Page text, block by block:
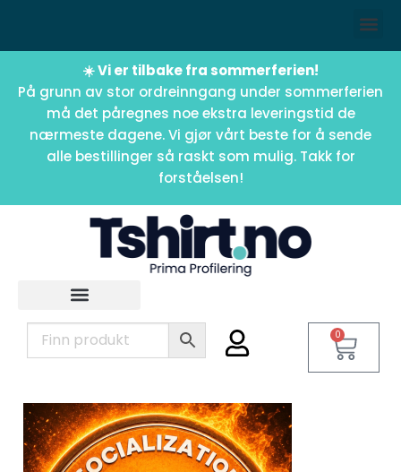
☀️ Vi er tilbake fra sommerferien!
På grunn av stor ordreinngang under sommerferien
må det påregnes noe ekstra leveringstid de
nærmeste dagene. Vi gjør vårt beste for å sende
alle bestillinger så raskt som mulig. Takk for
forståelsen!
0